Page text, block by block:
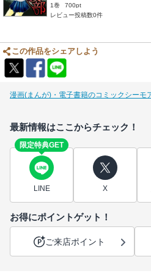
1巻
700pt
レビュー投稿数0件
この作品をシェアしよう
漫画(まんが)・電子書籍のコミックシーモ
最新情報はここからチェック！
限定特典GET
LINE X
お得にポイントゲット！
ご来店ポイント